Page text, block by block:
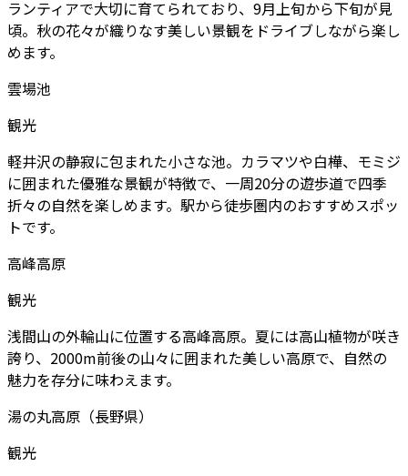
ランティアで大切に育てられており、9月上旬から下旬が見
頃。秋の花々が織りなす美しい景観をドライブしながら楽し
めます。
雲場池
観光
軽井沢の静寂に包まれた小さな池。カラマツや白樺、モミジ
に囲まれた優雅な景観が特徴で、一周20分の遊歩道で四季
折々の自然を楽しめます。駅から徒歩圏内のおすすめスポッ
トです。
高峰高原
観光
浅間山の外輪山に位置する高峰高原。夏には高山植物が咲き
誇り、2000m前後の山々に囲まれた美しい高原で、自然の
魅力を存分に味わえます。
湯の丸高原（長野県）
観光